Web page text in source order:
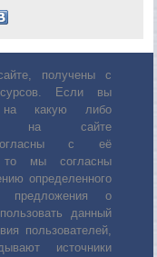
получены с
Если вы
на какую либо
на сайте
с её
то мы согласны
определенного
предложения о
данный
пользователей,
источники